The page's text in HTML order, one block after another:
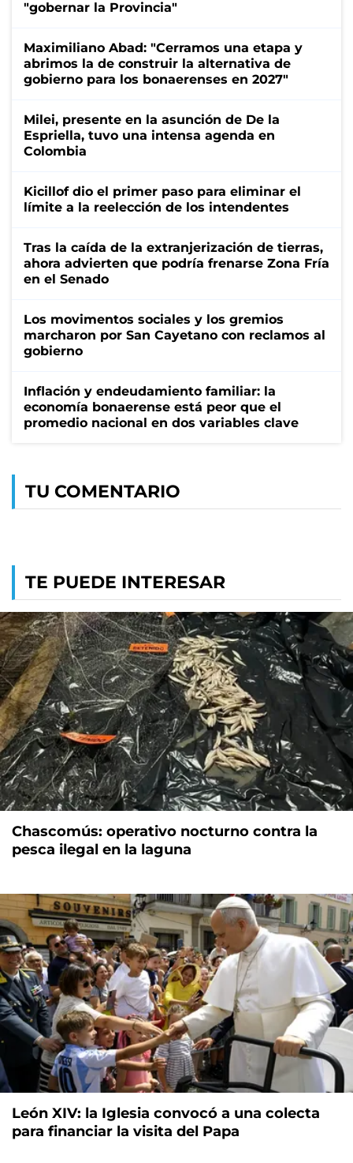
"gobernar la Provincia"
Maximiliano Abad: "Cerramos una etapa y
abrimos la de construir la alternativa de
gobierno para los bonaerenses en 2027"
Milei, presente en la asunción de De la
Espriella, tuvo una intensa agenda en
Colombia
Kicillof dio el primer paso para eliminar el
límite a la reelección de los intendentes
Tras la caída de la extranjerización de tierras,
ahora advierten que podría frenarse Zona Fría
en el Senado
Los movimentos sociales y los gremios
marcharon por San Cayetano con reclamos al
gobierno
Inflación y endeudamiento familiar: la
economía bonaerense está peor que el
promedio nacional en dos variables clave
TU COMENTARIO
TE PUEDE INTERESAR
Chascomús: operativo nocturno contra la
pesca ilegal en la laguna
León XIV: la Iglesia convocó a una colecta
para financiar la visita del Papa